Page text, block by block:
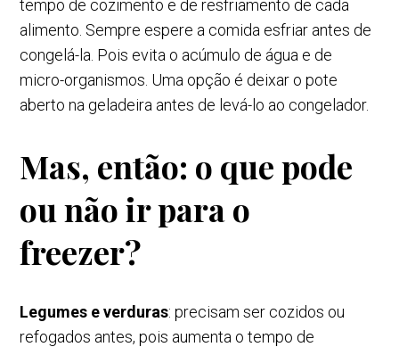
tempo de cozimento e de resfriamento de cada
alimento. Sempre espere a comida esfriar antes de
congelá-la. Pois evita o acúmulo de água e de
micro-organismos. Uma opção é deixar o pote
aberto na geladeira antes de levá-lo ao congelador.
Mas, então: o que pode
ou não ir para o
freezer?
Legumes e verduras: precisam ser cozidos ou
refogados antes, pois aumenta o tempo de